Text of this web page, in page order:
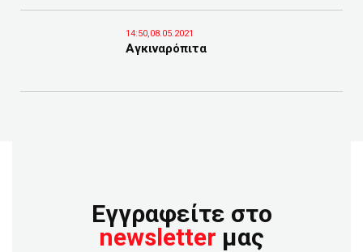
14:50,08.05.2021
Αγκιναρόπιτα
Εγγραφείτε στο
newsletter μας